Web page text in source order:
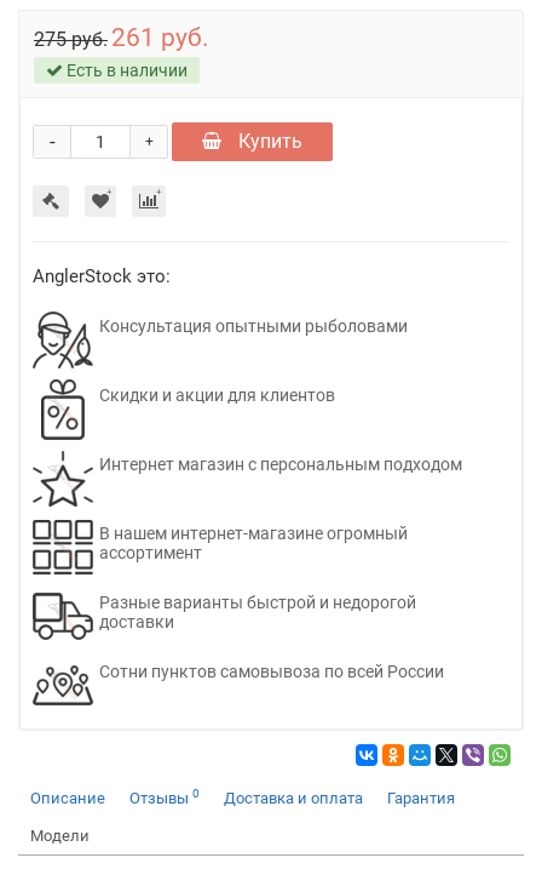
275 руб. 261 руб.
Есть в наличии
+
- Купить
AnglerStock это:
Консультация опытными рыболовами
Скидки и акции для клиентов
Интернет магазин с персональным подходом
В нашем интернет-магазине огромный
ассортимент
Разные варианты быстрой и недорогой
доставки
Сотни пунктов самовывоза по всей России
Описание Отзывы 0 Доставка и оплата Гарантия
Модели